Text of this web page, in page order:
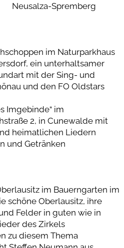
Neusalza-Spremberg
im Naturparkhaus
ein unterhaltsamer
mit der Sing- und
und den FO Oldstars
Imgebinde“ im
2, in Cunewalde mit
heimatlichen Liedern
und Getränken
im Bauerngarten im
schöne Oberlausitz, ihre
Felder in guten wie in
des Zirkels
zu diesem Thema